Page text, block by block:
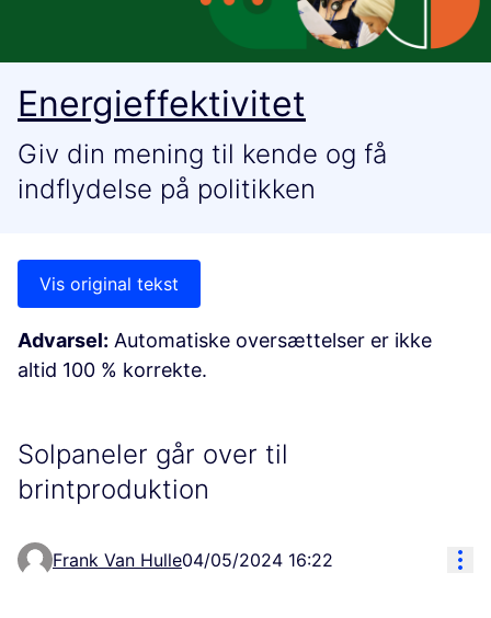
Energieffektivitet
Giv din mening til kende og få
indflydelse på politikken
Vis original tekst
Advarsel: Automatiske oversættelser er ikke
altid 100 % korrekte.
Solpaneler går over til
brintproduktion
Frank Van Hulle04/05/2024 16:22